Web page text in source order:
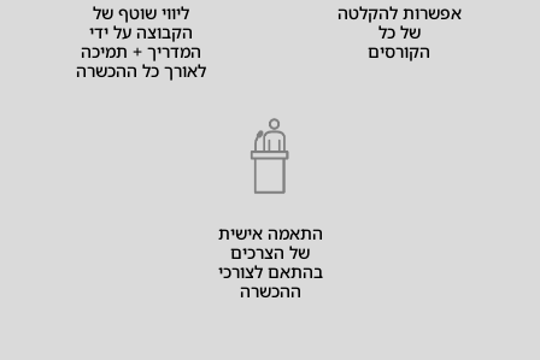
אפשרות להקלטה
של כל
הקורסים
ליווי שוטף של
הקבוצה על ידי
המדריך + תמיכה
לאורך כל ההכשרה
התאמה אישית
של הצרכים
בהתאם לצורכי
ההכשרה